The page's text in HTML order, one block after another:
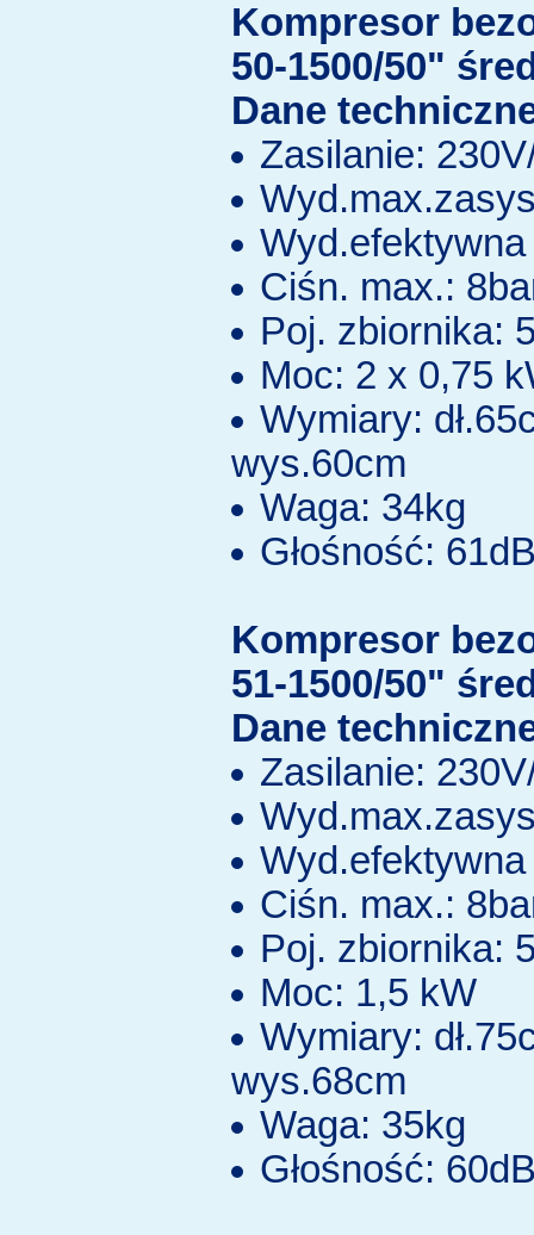
Kompresor
50-1500/50"
Dane
Zasilanie:
Ciśn. max.:
Poj. zbiornika:
Moc: 2 x 0,75
Wymiary:
wys.60cm
Waga: 34kg
Głośność:
Kompresor
51-1500/50"
Dane
Zasilanie:
Ciśn. max.:
Poj. zbiornika:
Moc: 1,5 kW
Wymiary:
wys.68cm
Waga: 35kg
Głośność: